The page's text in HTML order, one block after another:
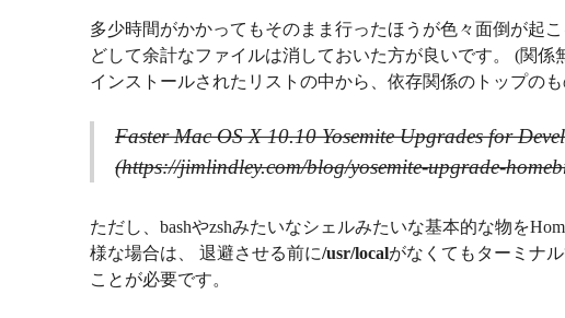
多少時間がかかってもそのまま行ったほうが色々面倒が起
どして余計なファイルは消しておいた方が良いです。 (関係
インストールされたリストの中から、依存関係のトップの
Faster Mac OS X 10.10 Yosemite Upgrades for
(https://jimlindley.com/blog/yosemite-upgrade-
ただし、bashやzshみたいなシェルみたいな基本的な物を
様な場合は、 退避させる前に/usr/localがなくてもターミナ
ことが必要です。